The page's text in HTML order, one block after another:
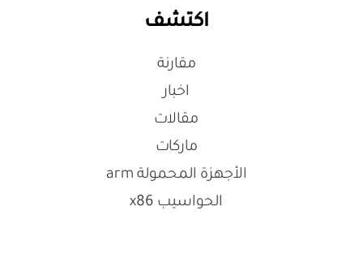
اكتشف
مقارنة
اخبار
مقالات
ماركات
الأجهزة المحمولة arm
الحواسيب x86